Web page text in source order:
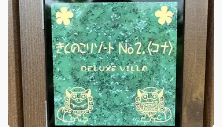
当ヴィラは清潔・奇麗を第一にご利用された皆様から大変素晴
らしい評価を頂いております
砂の着いた状態での入室や濡れたままのソファーのご利用等は
弁償の対象になります
またお作りなったお料理や調理器具はお客様ご自身での処理と
廃棄をお願いします
全てのお皿や調理器具の洗い物当を残した状態でのチェックア
ウト等は大変迷惑になります
また調味料等もお持ち帰り又は廃棄処分をお願いします
当社スタッフの判断で清掃業者以来の必要があった場合は別途
20,000円申し受けます
またカーペットやソファーへの飲料水等のシミは致命的です